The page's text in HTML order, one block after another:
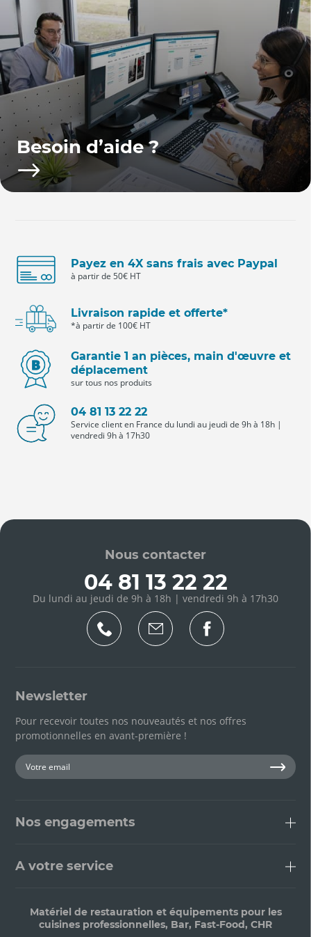
Besoin d’aide ?
Payez en 4X sans frais avec Paypal
à partir de 50€ HT
Livraison rapide et offerte*
*à partir de 100€ HT
Garantie 1 an pièces, main d'œuvre et
déplacement
sur tous nos produits
04 81 13 22 22
Service client en France du lundi au jeudi de 9h à 18h |
vendredi 9h à 17h30
Nous contacter
04 81 13 22 22
Du lundi au jeudi de 9h à 18h | vendredi 9h à 17h30
Newsletter
Pour recevoir toutes nos nouveautés et nos offres
promotionnelles en avant-première !
Nos engagements
A votre service
Matériel de restauration et équipements pour les
cuisines professionnelles, Bar, Fast-Food, CHR